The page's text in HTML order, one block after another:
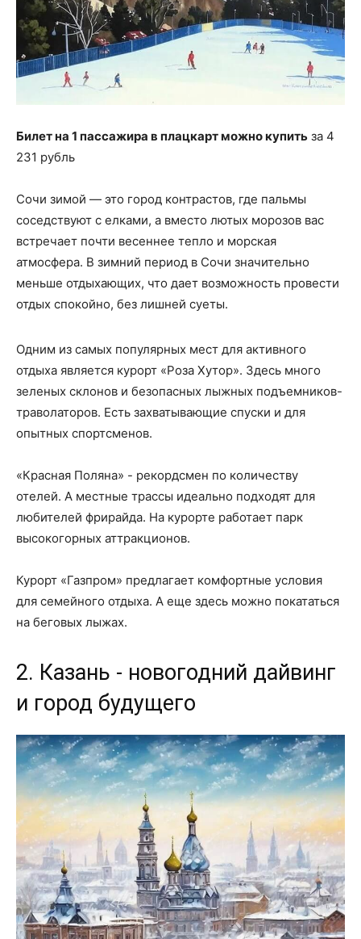
Билет на 1 пассажира в плацкарт можно купить за 4
231 рубль
Сочи зимой — это город контрастов, где пальмы
соседствуют с елками, а вместо лютых морозов вас
встречает почти весеннее тепло и морская
атмосфера. В зимний период в Сочи значительно
меньше отдыхающих, что дает возможность провести
отдых спокойно, без лишней суеты.
Одним из самых популярных мест для активного
отдыха является курорт «Роза Хутор». Здесь много
зеленых склонов и безопасных лыжных подъемников-
траволаторов. Есть захватывающие спуски и для
опытных спортсменов.
«Красная Поляна» - рекордсмен по количеству
отелей. А местные трассы идеально подходят для
любителей фрирайда. На курорте работает парк
высокогорных аттракционов.
Курорт «Газпром» предлагает комфортные условия
для семейного отдыха. А еще здесь можно покататься
на беговых лыжах.
2. Казань - новогодний дайвинг
и город будущего